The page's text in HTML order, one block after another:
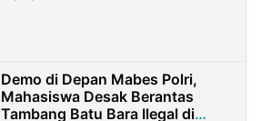
Demo di Depan Mabes Polri,
Mahasiswa Desak Berantas
Tambang Batu Bara Ilegal di